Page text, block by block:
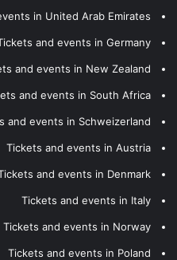
in United Arab Emirates
and events in Germany
and events in New Zealand
and events in South Africa
and events in Schweizerland
Tickets and events in Austria
and events in Denmark
Tickets and events in Italy
Tickets and events in Norway
Tickets and events in Poland